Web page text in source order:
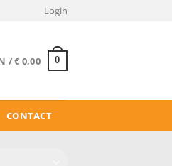
Login
/€ 0,00 0
CONTACT